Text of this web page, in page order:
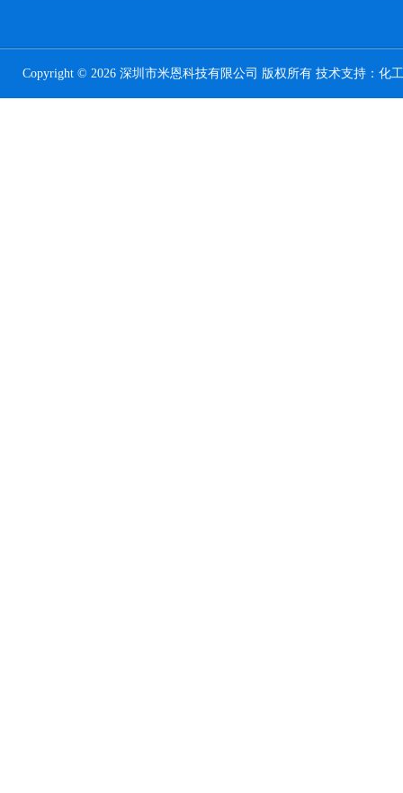
Copyright © 2026 深圳市米恩科技有限公司 版权所有 技术支持： 化